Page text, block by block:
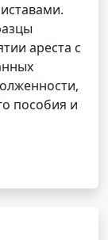
ареста с
пособия и